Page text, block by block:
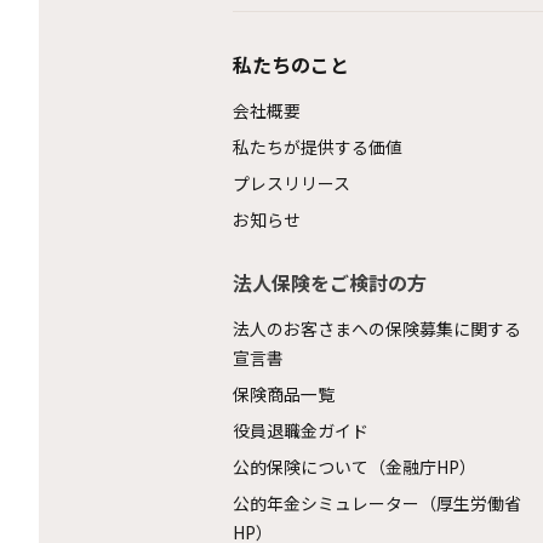
私たちのこと
会社概要
私たちが提供する価値
プレスリリース
お知らせ
法人保険をご検討の方
法人のお客さまへの保険募集に関する
宣言書
保険商品一覧
役員退職金ガイド
公的保険について（金融庁HP）
公的年金シミュレーター（厚生労働省
HP）